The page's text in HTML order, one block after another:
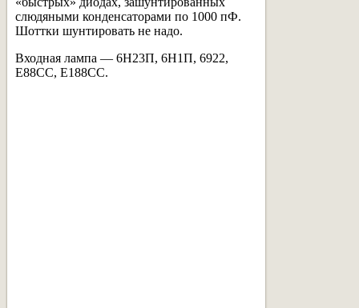
слюдяными конденсаторами по 1000 пФ.
Шоттки шунтировать не надо.
Входная лампа — 6Н23П, 6Н1П, 6922,
Е88СС, Е188СС.